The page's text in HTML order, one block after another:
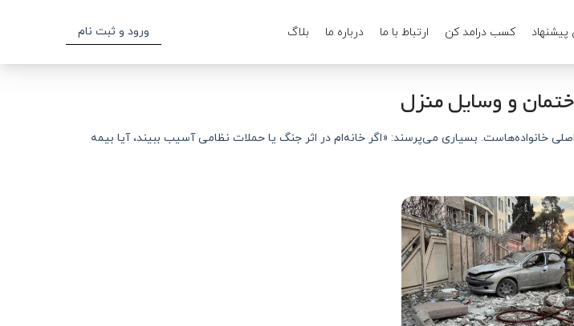
پیشنهاد کسب درامد کن ارتباط با ما درباره ما بلاگ ورود و ثبت نام
و وسایل منزل
خانواده‌هاست. بسیاری می‌پرسند: «اگر خانه‌ام در اثر جنگ یا حملات نظامی آسیب ببیند، آیا بیمه